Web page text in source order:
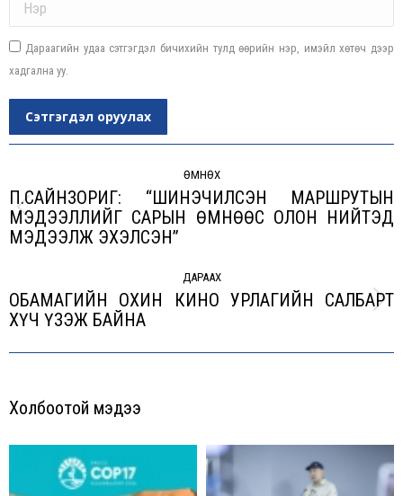
Дараагийн удаа сэтгэгдэл бичихийн тулд өөрийн нэр, имэйл хөтөч дээр
хадгална уу.
Сэтгэгдэл оруулах
ӨМНӨХ
Previous
П.САЙНЗОРИГ: “ШИНЭЧИЛСЭН МАРШРУТЫН
МЭДЭЭЛЛИЙГ САРЫН ӨМНӨӨС ОЛОН НИЙТЭД
МЭДЭЭЛЖ ЭХЭЛСЭН”
ДАРААХ
Next
ОБАМАГИЙН ОХИН КИНО УРЛАГИЙН САЛБАРТ
ХҮЧ ҮЗЭЖ БАЙНА
Холбоотой мэдээ